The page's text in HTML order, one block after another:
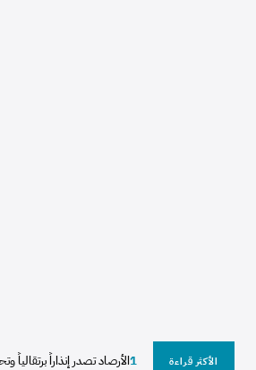
الأكثر قراءة 1الأرصاد تصدر إنذاراً برتقالياً